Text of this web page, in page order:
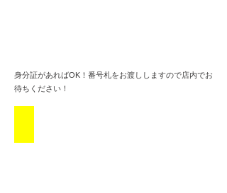
身分証があればOK！番号札をお渡ししますので店内でお
待ちください！